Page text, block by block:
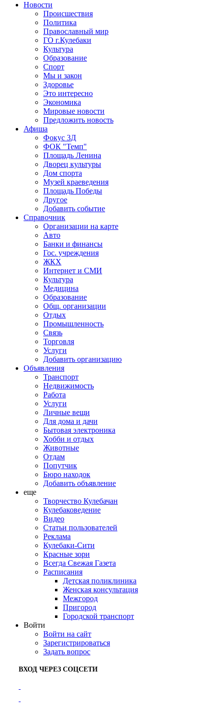
Новости
Происшествия
Политика
Православный мир
ГО г.Кулебаки
Культура
Образование
Спорт
Мы и закон
Здоровье
Это интересно
Экономика
Мировые новости
Предложить новость
Афиша
Фокус 3Д
ФОК "Темп"
Площадь Ленина
Дворец культуры
Дом спорта
Музей краеведения
Площадь Победы
Другое
Добавить событие
Справочник
Организации на карте
Авто
Банки и финансы
Гос. учреждения
ЖКХ
Интернет и СМИ
Культура
Медицина
Образование
Общ. организации
Отдых
Промышленность
Связь
Торговля
Услуги
Добавить организацию
Объявления
Транспорт
Недвижимость
Работа
Услуги
Личные вещи
Для дома и дачи
Бытовая электроника
Хобби и отдых
Животные
Отдам
Попутчик
Бюро находок
Добавить объявление
еще
Творчество Кулебачан
Кулебаковедение
Видео
Статьи пользователей
Реклама
Кулебаки-Сити
Красные зори
Всегда Свежая Газета
Расписания
Детская поликлиника
Женская консультация
Межгород
Пригород
Городской транспорт
Войти
Войти на сайт
Зарегистрироваться
Задать вопрос
ВХОД ЧЕРЕЗ СОЦСЕТИ